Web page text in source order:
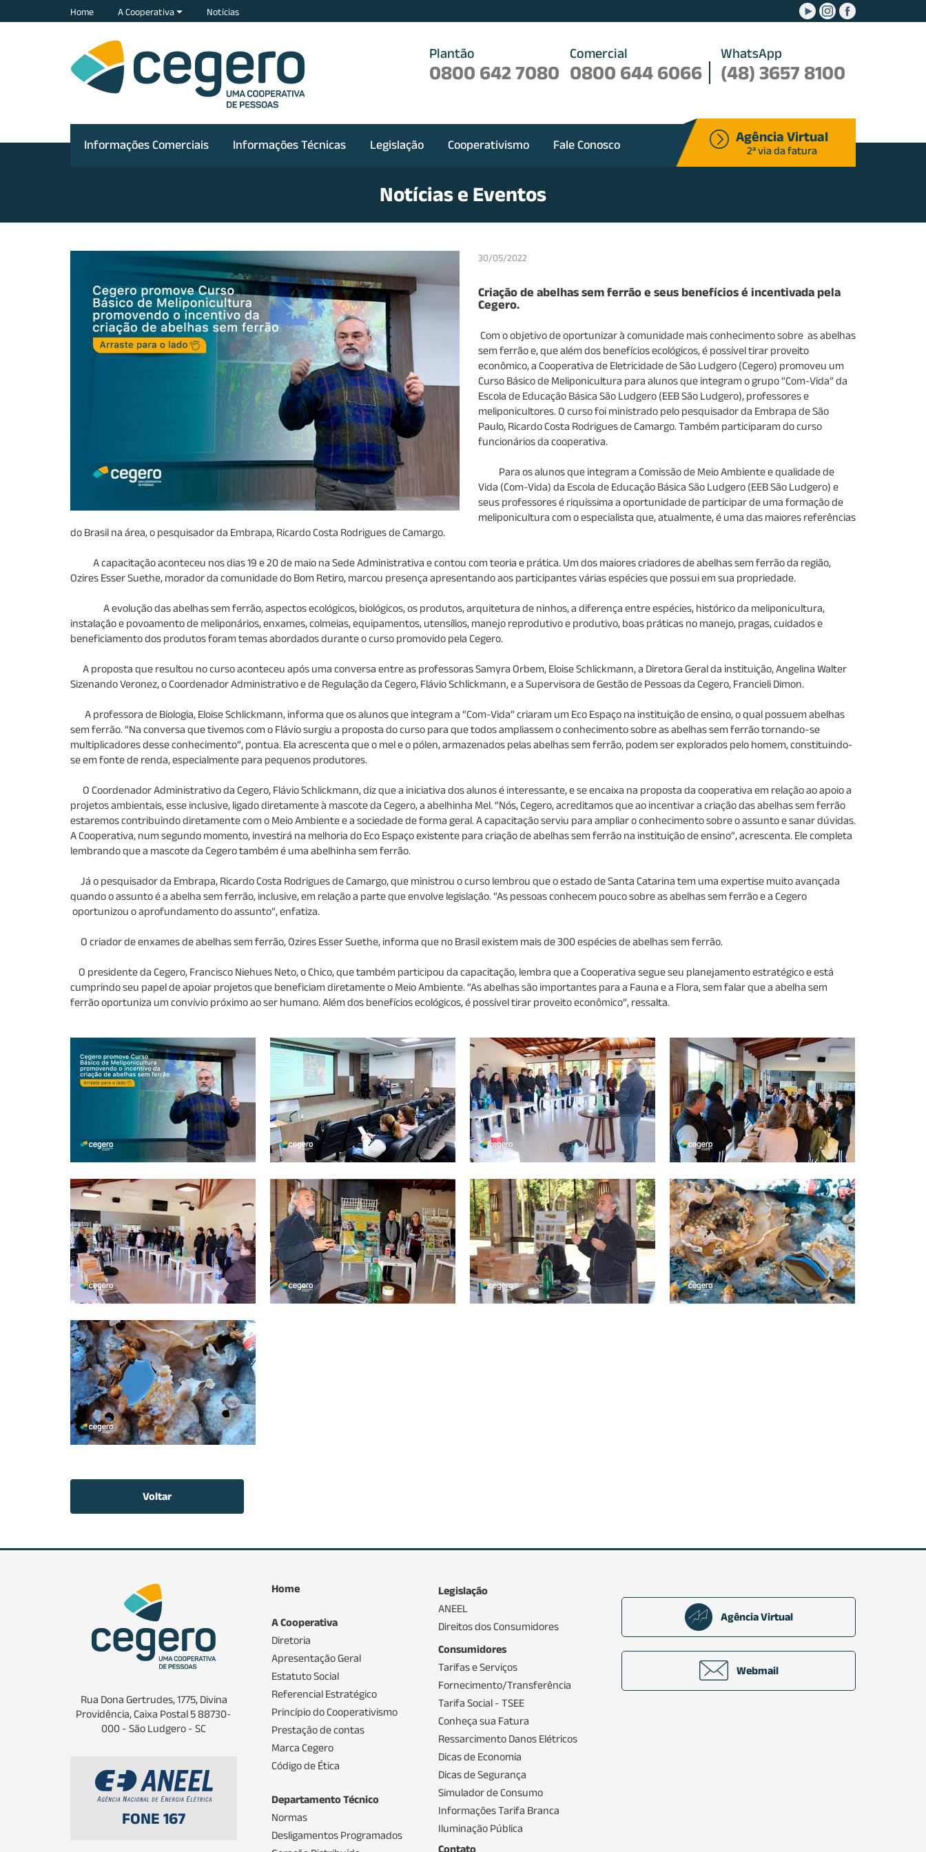
Home A Cooperativa Notícias .
.
.
Plantão
0800 642 7080
Comercial
0800 644 6066
WhatsApp
(48) 3657 8100
Informações Comerciais Informações Técnicas Legislação Cooperativismo Fale Conosco
Agência Virtual
2ª via da fatura
Notícias e Eventos
30/05/2022
Criação de abelhas sem ferrão e seus benefícios é incentivada pela
Cegero.
Com o objetivo de oportunizar à comunidade mais conhecimento sobre as abelhas
sem ferrão e, que além dos benefícios ecológicos, é possível tirar proveito
econômico, a Cooperativa de Eletricidade de São Ludgero (Cegero) promoveu um
Curso Básico de Meliponicultura para alunos que integram o grupo “Com-Vida” da
Escola de Educação Básica São Ludgero (EEB São Ludgero), professores e
meliponicultores. O curso foi ministrado pelo pesquisador da Embrapa de São
Paulo, Ricardo Costa Rodrigues de Camargo. Também participaram do curso
funcionários da cooperativa.
Para os alunos que integram a Comissão de Meio Ambiente e qualidade de
Vida (Com-Vida) da Escola de Educação Básica São Ludgero (EEB São Ludgero) e
seus professores é riquíssima a oportunidade de participar de uma formação de
meliponicultura com o especialista que, atualmente, é uma das maiores referências
do Brasil na área, o pesquisador da Embrapa, Ricardo Costa Rodrigues de Camargo.
A capacitação aconteceu nos dias 19 e 20 de maio na Sede Administrativa e contou com teoria e prática. Um dos maiores criadores de abelhas sem ferrão da região,
Ozires Esser Suethe, morador da comunidade do Bom Retiro, marcou presença apresentando aos participantes várias espécies que possui em sua propriedade.
A evolução das abelhas sem ferrão, aspectos ecológicos, biológicos, os produtos, arquitetura de ninhos, a diferença entre espécies, histórico da meliponicultura,
instalação e povoamento de meliponários, enxames, colmeias, equipamentos, utensílios, manejo reprodutivo e produtivo, boas práticas no manejo, pragas, cuidados e
beneficiamento dos produtos foram temas abordados durante o curso promovido pela Cegero.
A proposta que resultou no curso aconteceu após uma conversa entre as professoras Samyra Orbem, Eloise Schlickmann, a Diretora Geral da instituição, Angelina Walter
Sizenando Veronez, o Coordenador Administrativo e de Regulação da Cegero, Flávio Schlickmann, e a Supervisora de Gestão de Pessoas da Cegero, Francieli Dimon.
A professora de Biologia, Eloise Schlickmann, informa que os alunos que integram a “Com-Vida” criaram um Eco Espaço na instituição de ensino, o qual possuem abelhas
sem ferrão. “Na conversa que tivemos com o Flávio surgiu a proposta do curso para que todos ampliassem o conhecimento sobre as abelhas sem ferrão tornando-se
multiplicadores desse conhecimento”, pontua. Ela acrescenta que o mel e o pólen, armazenados pelas abelhas sem ferrão, podem ser explorados pelo homem, constituindo-
se em fonte de renda, especialmente para pequenos produtores.
O Coordenador Administrativo da Cegero, Flávio Schlickmann, diz que a iniciativa dos alunos é interessante, e se encaixa na proposta da cooperativa em relação ao apoio a
projetos ambientais, esse inclusive, ligado diretamente à mascote da Cegero, a abelhinha Mel. “Nós, Cegero, acreditamos que ao incentivar a criação das abelhas sem ferrão
estaremos contribuindo diretamente com o Meio Ambiente e a sociedade de forma geral. A capacitação serviu para ampliar o conhecimento sobre o assunto e sanar dúvidas.
A Cooperativa, num segundo momento, investirá na melhoria do Eco Espaço existente para criação de abelhas sem ferrão na instituição de ensino”, acrescenta. Ele completa
lembrando que a mascote da Cegero também é uma abelhinha sem ferrão.
Já o pesquisador da Embrapa, Ricardo Costa Rodrigues de Camargo, que ministrou o curso lembrou que o estado de Santa Catarina tem uma expertise muito avançada
quando o assunto é a abelha sem ferrão, inclusive, em relação a parte que envolve legislação. “As pessoas conhecem pouco sobre as abelhas sem ferrão e a Cegero
oportunizou o aprofundamento do assunto”, enfatiza.
O criador de enxames de abelhas sem ferrão, Ozires Esser Suethe, informa que no Brasil existem mais de 300 espécies de abelhas sem ferrão.
O presidente da Cegero, Francisco Niehues Neto, o Chico, que também participou da capacitação, lembra que a Cooperativa segue seu planejamento estratégico e está
cumprindo seu papel de apoiar projetos que beneficiam diretamente o Meio Ambiente. “As abelhas são importantes para a Fauna e a Flora, sem falar que a abelha sem
ferrão oportuniza um convívio próximo ao ser humano. Além dos benefícios ecológicos, é possível tirar proveito econômico”, ressalta.
Voltar
Rua Dona Gertrudes, 1775, Divina
Providência, Caixa Postal 5 88730-
000 - São Ludgero - SC
FONE 167
Home
A Cooperativa
Diretoria
Apresentação Geral
Estatuto Social
Referencial Estratégico
Princípio do Cooperativismo
Prestação de contas
Marca Cegero
Código de Ética
Departamento Técnico
Normas
Desligamentos Programados
Legislação
ANEEL
Direitos dos Consumidores
Consumidores
Tarifas e Serviços
Fornecimento/Transferência
Tarifa Social - TSEE
Conheça sua Fatura
Ressarcimento Danos Elétricos
Dicas de Economia
Dicas de Segurança
Simulador de Consumo
Informações Tarifa Branca
Iluminação Pública
Contato
Agência Virtual
Webmail